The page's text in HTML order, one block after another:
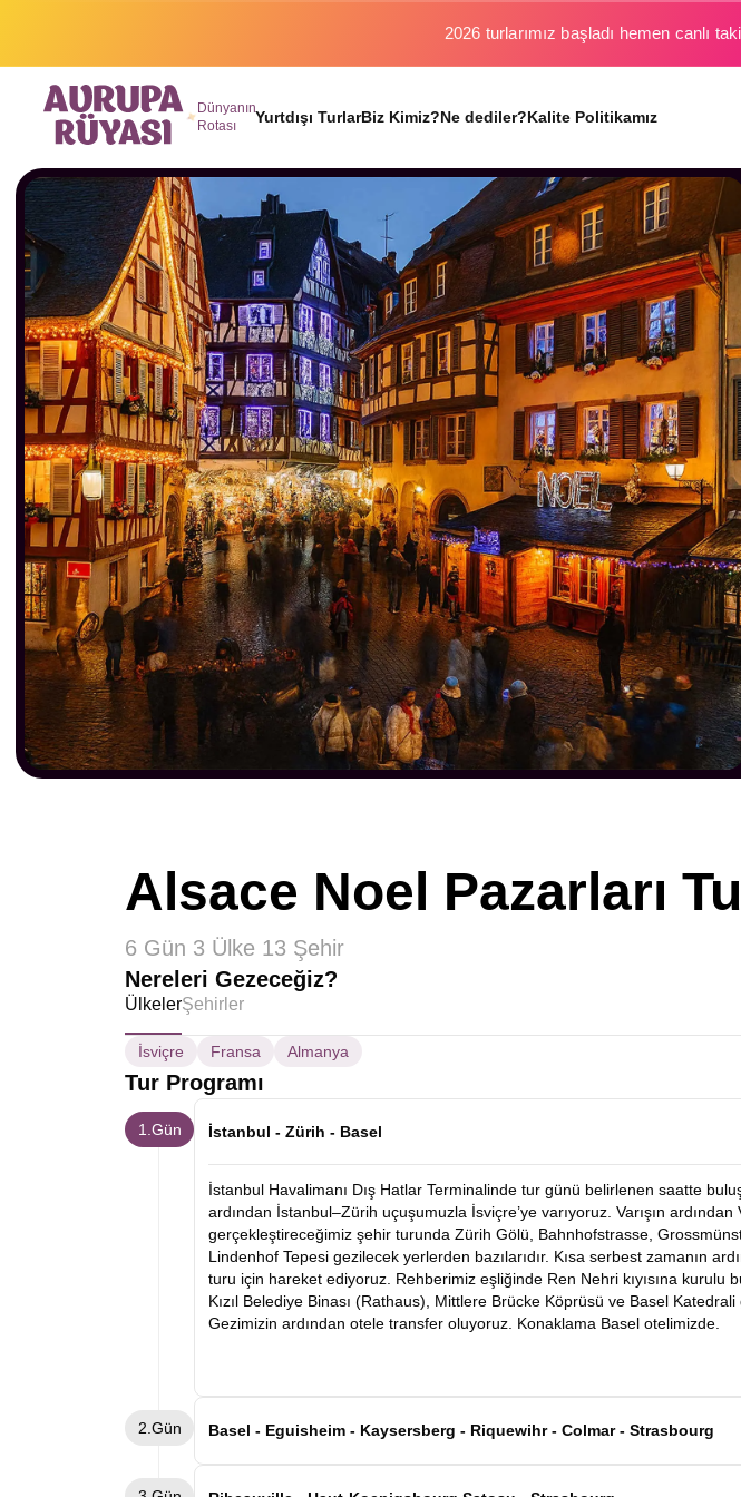
Binlerce gezginin hayali gerçek oluyor.
Dünyanın
Rotası
Yurtdışı TurlarBiz Kimiz?Ne dediler?Kalite Politikamız
Alsace Noel Pazarları
6 Gün 3 Ülke 13 Şehir
Nereleri Gezeceğiz?
ÜlkelerŞehirler
İsviçre Fransa Almanya
Tur Programı
1.Gün İstanbul - Zürih - Basel
İstanbul Havalimanı Dış Hatlar Terminalinde tur günü belirlenen saatte
ardından İstanbul–Zürih uçuşumuzla İsviçre’ye varıyoruz. Varışın ardından
gerçekleştireceğimiz şehir turunda Zürih Gölü, Bahnhofstrasse,
Lindenhof Tepesi gezilecek yerlerden bazılarıdır. Kısa serbest zamanın
turu için hareket ediyoruz. Rehberimiz eşliğinde Ren Nehri kıyısına kurulu
Kızıl Belediye Binası (Rathaus), Mittlere Brücke Köprüsü ve Basel Katedrali
Gezimizin ardından otele transfer oluyoruz. Konaklama Basel otelimizde.
2.Gün Basel - Eguisheim - Kaysersberg - Riquewihr - Colmar - Strasbourg